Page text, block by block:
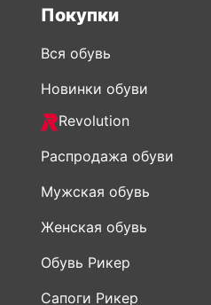
Новинки обуви
Revolution
Распродажа обуви
Мужская обувь
Женская обувь
Обувь Рикер
Сапоги Рикер
Ботинки Rieker
Сумки